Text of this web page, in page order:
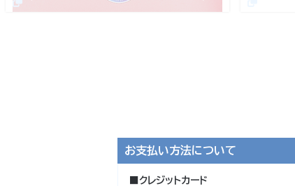
お支払い方法について
クレジットカード